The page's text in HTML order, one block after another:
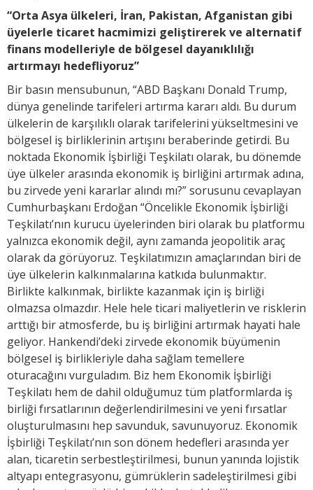
“Orta Asya ülkeleri, İran, Pakistan, Afganistan gibi
üyelerle ticaret hacmimizi geliştirerek ve alternatif
finans modelleriyle de bölgesel dayanıklılığı
artırmayı hedefliyoruz”
Bir basın mensubunun, “ABD Başkanı Donald Trump,
dünya genelinde tarifeleri artırma kararı aldı. Bu durum
ülkelerin de karşılıklı olarak tarifelerini yükseltmesini ve
bölgesel iş birliklerinin artışını beraberinde getirdi. Bu
noktada Ekonomik İşbirliği Teşkilatı olarak, bu dönemde
üye ülkeler arasında ekonomik iş birliğini artırmak adına,
bu zirvede yeni kararlar alındı mı?” sorusunu cevaplayan
Cumhurbaşkanı Erdoğan “Öncelikle Ekonomik İşbirliği
Teşkilatı’nın kurucu üyelerinden biri olarak bu platformu
yalnızca ekonomik değil, aynı zamanda jeopolitik araç
olarak da görüyoruz. Teşkilatımızın amaçlarından biri de
üye ülkelerin kalkınmalarına katkıda bulunmaktır.
Birlikte kalkınmak, birlikte kazanmak için iş birliği
olmazsa olmazdır. Hele hele ticari maliyetlerin ve risklerin
arttığı bir atmosferde, bu iş birliğini artırmak hayati hale
geliyor. Hankendi’deki zirvede ekonomik büyümenin
bölgesel iş birlikleriyle daha sağlam temellere
oturacağını vurguladım. Biz hem Ekonomik İşbirliği
Teşkilatı hem de dahil olduğumuz tüm platformlarda iş
birliği fırsatlarının değerlendirilmesini ve yeni fırsatlar
oluşturulmasını hep savunduk, savunuyoruz. Ekonomik
İşbirliği Teşkilatı’nın son dönem hedefleri arasında yer
alan, ticaretin serbestleştirilmesi, bunun yanında lojistik
altyapı entegrasyonu, gümrüklerin sadeleştirilmesi gibi